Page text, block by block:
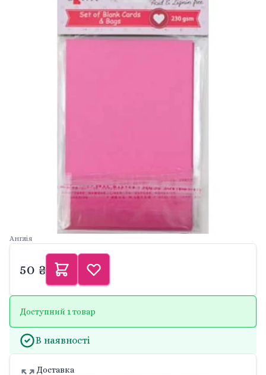
Англія
50 ₴
Доступний 1 товар
В наявності
Доставка